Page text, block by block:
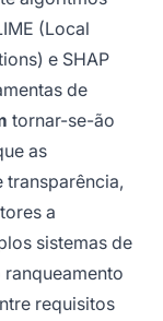
(Local
e SHAP
de
tornar-se-ão
as
transparência,
a
sistemas de
requisitos